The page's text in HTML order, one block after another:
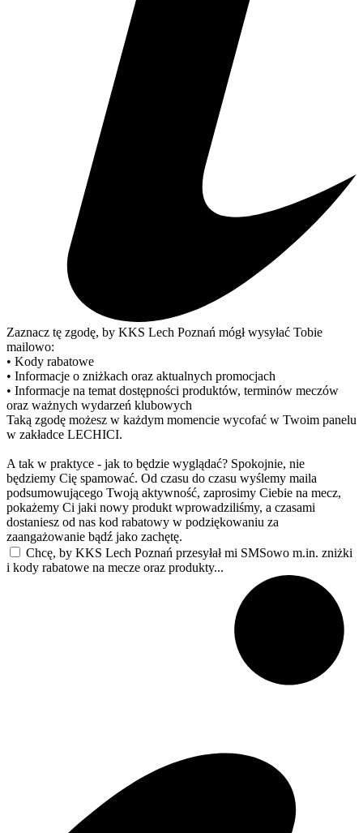
Zaznacz tę zgodę, by KKS Lech Poznań mógł wysyłać Tobie
mailowo:
• Kody rabatowe
• Informacje o zniżkach oraz aktualnych promocjach
• Informacje na temat dostępności produktów, terminów meczów
oraz ważnych wydarzeń klubowych
Taką zgodę możesz w każdym momencie wycofać w Twoim panelu
w zakładce LECHICI.
A tak w praktyce - jak to będzie wyglądać? Spokojnie, nie
będziemy Cię spamować. Od czasu do czasu wyślemy maila
podsumowującego Twoją aktywność, zaprosimy Ciebie na mecz,
pokażemy Ci jaki nowy produkt wprowadziliśmy, a czasami
dostaniesz od nas kod rabatowy w podziękowaniu za
zaangażowanie bądź jako zachętę.
Chcę, by KKS Lech Poznań przesyłał mi SMSowo m.in. zniżki
i kody rabatowe na mecze oraz produkty...